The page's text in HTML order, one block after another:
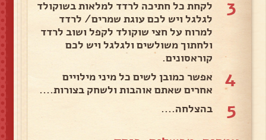
3
לקחת כל חתיכה לרדד למלאות בשוקולד
לגלגל ויש לכם עוגת שמרים/ לרדד
למרוח על חצי שוקולד לקפל ושוב לרדד
ולחתוך משולשים ולגלגל ויש לכם
קוראסונים.
4
אפשר כמובן לשים כל מיני מילויים
אחרים שאתם אוהבות ולשחק בצורות....
5 בהצלחה....